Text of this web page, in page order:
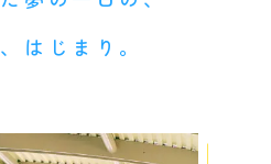
はじまり。